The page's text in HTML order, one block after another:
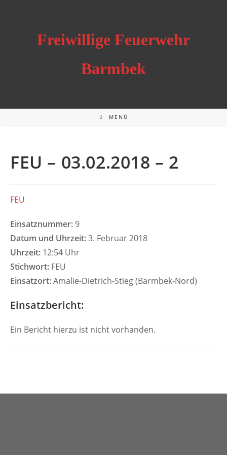
Freiwillige Feuerwehr
Barmbek
MENÜ
FEU – 03.02.2018 – 2
FEU
Einsatznummer: 9
Datum und Uhrzeit:3. Februar 2018
Uhrzeit: 12:54 Uhr
Stichwort: FEU
Einsatzort:Amalie-Dietrich-Stieg (Barmbek-Nord)
Einsatzbericht:
Ein Bericht hierzu ist nicht vorhanden.